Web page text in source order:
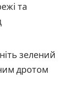
та
зелений
дротом